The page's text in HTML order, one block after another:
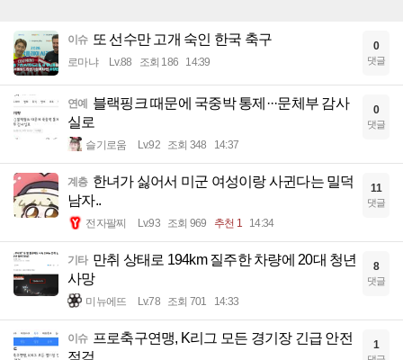
이슈 또 선수만 고개 숙인 한국 축구
로마냐 Lv.88 조회 186 14:39
0
댓글
연예 블랙핑크 때문에 국중박 통제···문체부 감사
실로
슬기로움 Lv.92 조회 348 14:37
0
댓글
계층 한녀가 싫어서 미군 여성이랑 사귄다는 밀덕
남자..
전자팔찌 Lv.93 조회 969 추천 1 14:34
11
댓글
기타 만취 상태로 194km 질주한 차량에 20대 청년
사망
미뉴에뜨 Lv.78 조회 701 14:33
8
댓글
이슈 프로축구연맹, K리그 모든 경기장 긴급 안전
점검
1